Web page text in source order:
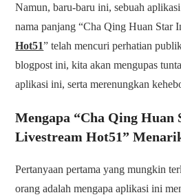
Namun, baru-baru ini, sebuah
nama panjang “Cha Qing Huan Star
Hot51” telah mencuri perhatian
blogpost ini, kita akan mengupas
aplikasi ini, serta merenungkan
Mengapa “Cha Qing Huan
Livestream Hot51”
Pertanyaan pertama yang mungkin
orang adalah mengapa aplikasi ini